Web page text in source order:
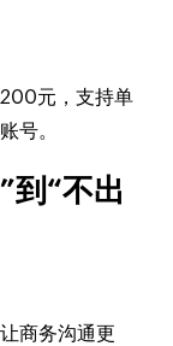
元，支持单
号。
到“不出
商务沟通更